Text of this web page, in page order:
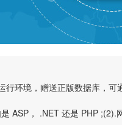
环境，赠送正版数据库，可
ASP， .NET 还是 PHP